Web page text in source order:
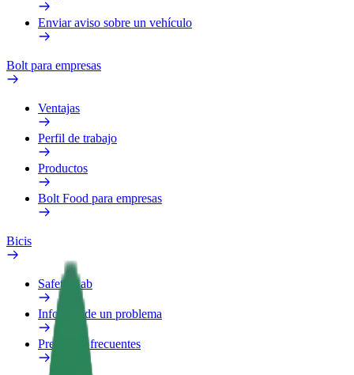
Enviar aviso sobre un vehículo
Bolt para empresas
Ventajas
Perfil de trabajo
Productos
Bolt Food para empresas
Bicis
Safety Lab
Informar de un problema
Preguntas frecuentes